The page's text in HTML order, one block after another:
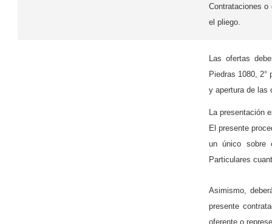
Contrataciones
el pliego.
Las ofertas
Piedras 1080,
y apertura de las
La presentación
El presente
un único sobre
Particulares
Asimismo,
presente
oferente o